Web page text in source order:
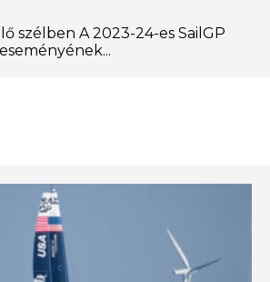
szélben A 2023-24-es SailGP